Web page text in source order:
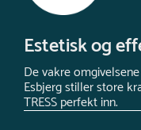
Estetisk og
De vakre
Esbjerg stiller store
TRESS perfekt inn.